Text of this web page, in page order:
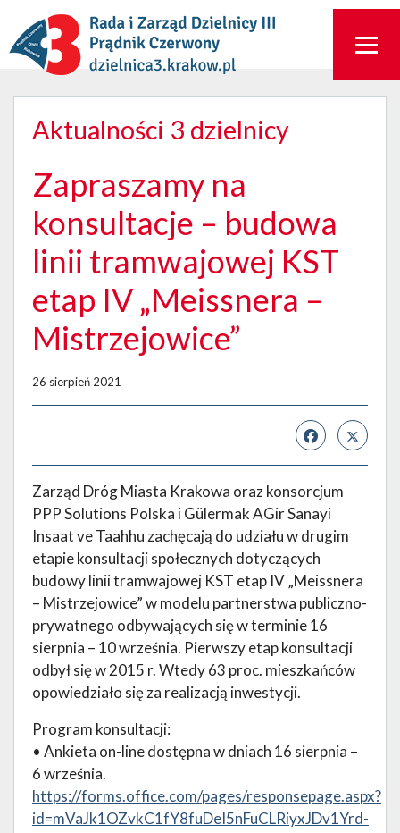
Aktualności 3 dzielnicy
Zapraszamy na
konsultacje – budowa
linii tramwajowej KST
etap IV „Meissnera –
Mistrzejowice”
26 sierpień 2021
Zarząd Dróg Miasta Krakowa oraz konsorcjum
PPP Solutions Polska i Gülermak AGir Sanayi
Insaat ve Taahhu zachęcają do udziału w drugim
etapie konsultacji społecznych dotyczących
budowy linii tramwajowej KST etap IV „Meissnera
– Mistrzejowice” w modelu partnerstwa publiczno-
prywatnego odbywających się w terminie 16
sierpnia – 10 września. Pierwszy etap konsultacji
odbył się w 2015 r. Wtedy 63 proc. mieszkańców
opowiedziało się za realizacją inwestycji.
Program konsultacji:
• Ankieta on-line dostępna w dniach 16 sierpnia –
6 września.
https://forms.office.com/pages/responsepage.aspx?
id=mVaJk1OZvkC1fY8fuDeI5nFuCLRiyxJDv1Yrd-